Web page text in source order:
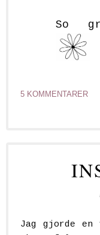
So
5 KOMMENTARER
Jag gjorde en